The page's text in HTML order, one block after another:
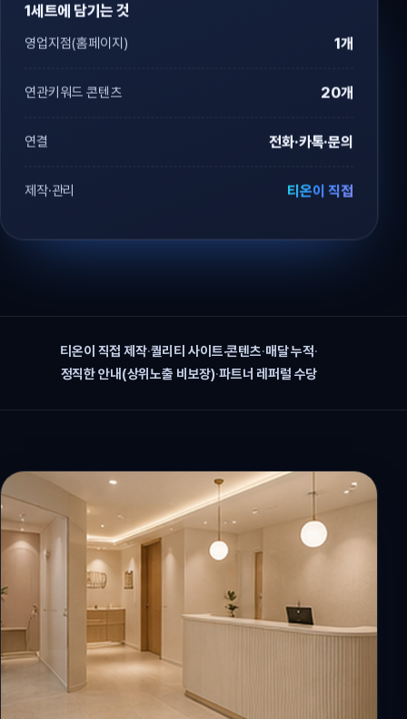
1세트에 담기는 것
영업지점(홈페이지) 1개
연관키워드 콘텐츠 20개
연결 전화·카톡·문의
제작·관리 티온이 직접
티온이 직접 제작·퀄리티 사이트·콘텐츠·매달 누적·
정직한 안내(상위노출 비보장)·파트너 레퍼럴 수당